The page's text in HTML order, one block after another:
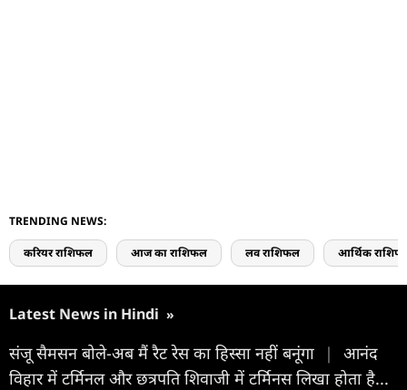
TRENDING NEWS:
करियर राशिफल आज का राशिफल लव राशिफल आर्थिक
Latest News in Hindi »
संजू सैमसन बोले-अब मैं रैट रेस का हिस्सा नहीं बनूंगा |
आनंद
विहार में टर्मिनल और छत्रपति शिवाजी में टर्मिनस लिखा होता है...